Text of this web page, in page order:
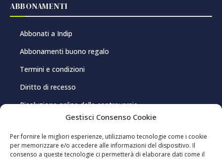
Gestisci Consenso Cookie
Per fornire le migliori esperienze, utilizziamo tecnologie come i cookie
per memorizzare e/o accedere alle informazioni del dispositivo. Il
consenso a queste tecnologie ci permetterà di elaborare dati come il
ABBONAMENTI
Abbonati a Indip
Abbonamenti buono regalo
Termini e condizioni
Diritto di recesso
Risoluzione online delle controversie
PRIVACY E COOKIE